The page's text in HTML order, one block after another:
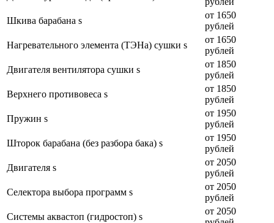
Шкива барабана s
от 1650
рублей
Нагревательного элемента (ТЭНа) сушки s
от 1650
рублей
Двигателя вентилятора сушки s
от 1850
рублей
Верхнего противовеса s
от 1850
рублей
Пружин s
от 1950
рублей
Шторок барабана (без разбора бака) s
от 1950
рублей
Двигателя s
от 2050
рублей
Селектора выбора программ s
от 2050
рублей
Системы аквастоп (гидростоп) s
от 2050